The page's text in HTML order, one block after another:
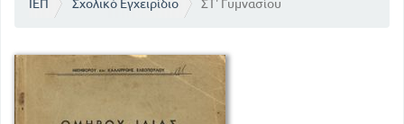
ΙΕΠ Σχολικό Εγχειρίδιο ΣΤ' Γυμνασίου